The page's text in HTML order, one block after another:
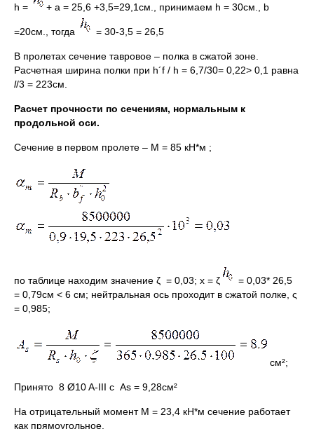
h = + a = 25,6 +3,5=29,1см., принимаем h = 30см., b
=20см., тогда = 30-3,5 = 26,5
В пролетах сечение тавровое – полка в сжатой зоне.
Расчетная ширина полки при h´f / h = 6,7/30= 0,22> 0,1 равна
l/3 = 223см.
Расчет прочности по сечениям, нормальным к
продольной оси.
Сечение в первом пролете – М = 85 кН*м ;
по таблице находим значение ζ = 0,03; x = ζ
= 0,03* 26,5
= 0,79см < 6 см; нейтральная ось проходит в сжатой полке, ς
= 0,985;
см²;
Принято 8 Ø10 A-III с Аs = 9,28см²
На отрицательный момент М = 23,4 кН*м сечение работает
как прямоугольное.